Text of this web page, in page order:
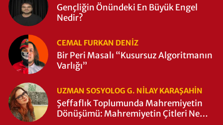
Gençliğin Önündeki En Büyük Engel
Nedir?
CEMAL FURKAN DENİZ
Bir Peri Masalı “Kusursuz Algoritmanın
Varlığı”
UZMAN SOSYOLOG G. NILAY KARAŞAHİN
Şeffaflık Toplumunda Mahremiyetin
Dönüşümü: Mahremiyetin Çitleri Ne